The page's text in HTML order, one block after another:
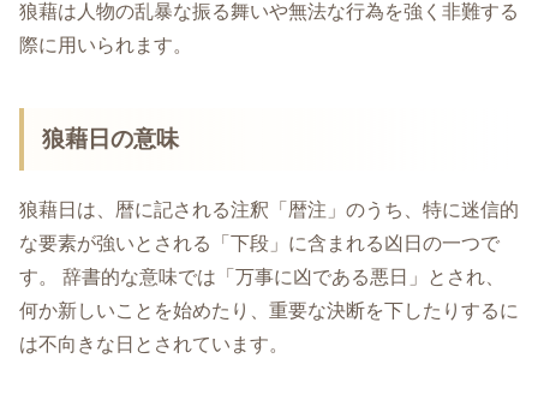
狼藉は人物の乱暴な振る舞いや無法な行為を強く非難する
際に用いられます。
狼藉日の意味
狼藉日は、暦に記される注釈「暦注」のうち、特に迷信的
な要素が強いとされる「下段」に含まれる凶日の一つで
す。 辞書的な意味では「万事に凶である悪日」とされ、
何か新しいことを始めたり、重要な決断を下したりするに
は不向きな日とされています。